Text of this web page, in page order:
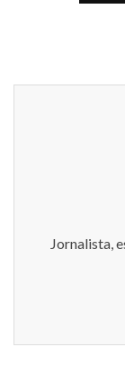
Jornalista,